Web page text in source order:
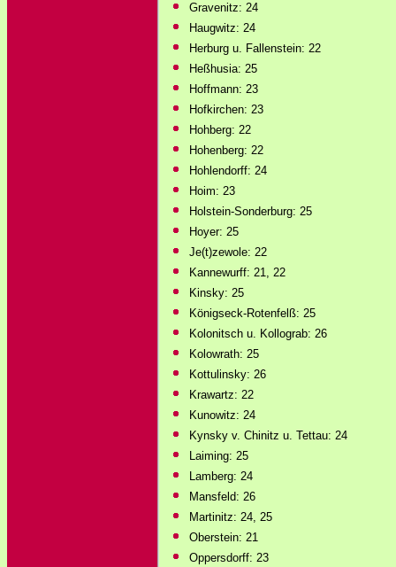
Gravenitz: 24
Haugwitz: 24
Herburg u. Fallenstein: 22
Heßhusia: 25
Hoffmann: 23
Hofkirchen: 23
Hohberg: 22
Hohenberg: 22
Hohlendorff: 24
Hoim: 23
Holstein-Sonderburg: 25
Hoyer: 25
Je(t)zewole: 22
Kannewurff: 21, 22
Kinsky: 25
Königseck-Rotenfelß: 25
Kolonitsch u. Kollograb: 26
Kolowrath: 25
Kottulinsky: 26
Krawartz: 22
Kunowitz: 24
Kynsky v. Chinitz u. Tettau: 24
Laiming: 25
Lamberg: 24
Mansfeld: 26
Martinitz: 24, 25
Oberstein: 21
Oppersdorff: 23